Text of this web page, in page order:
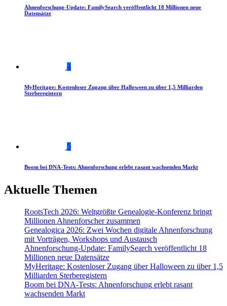
Ahnenforschung-Update: FamilySearch veröffentlicht 18 Millionen neue
Datensätze
4
MyHeritage: Kostenloser Zugang über Halloween zu über 1,5 Milliarden
Sterberegistern
5
Boom bei DNA-Tests: Ahnenforschung erlebt rasant wachsenden Markt
Aktuelle Themen
RootsTech 2026: Weltgrößte Genealogie-Konferenz bringt
Millionen Ahnenforscher zusammen
Genealogica 2026: Zwei Wochen digitale Ahnenforschung
mit Vorträgen, Workshops und Austausch
Ahnenforschung-Update: FamilySearch veröffentlicht 18
Millionen neue Datensätze
MyHeritage: Kostenloser Zugang über Halloween zu über 1,5
Milliarden Sterberegistern
Boom bei DNA-Tests: Ahnenforschung erlebt rasant
wachsenden Markt